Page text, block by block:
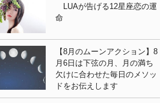
LUAが告げる12星座恋の運
命
【8月のムーンアクション】8
月6日は下弦の月、月の満ち
欠けに合わせた毎日のメソッ
ドをお伝えします